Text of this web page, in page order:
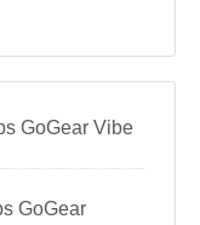
GoGear Vibe
GoGear